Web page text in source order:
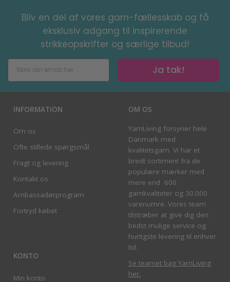
Bliv en del af vores garn-fællesskab og få
eksklusiv adgang til inspirerende
strikkeopskrifter og særlige tilbud!
Ja tak!
INFORMATION
Om os
Ofte stillede spørgsmål
Fragt og levering
Kontakt os
Ambassadørprogram
Fortryd købet
KONTO
Min konto
OM OS
YarnLiving forsyner hele
Danmark med
kvalitetsgarn. Vi har et
bredt sortiment fra de
populære mærker med
mere end 600
garnkvaliteter og 30.000
varenumre. Vores team
tilstræber at give dig den
bedst mulige service og
hurtigste levering til enhver
tid.
Se teamet bag YarnLiving
her.